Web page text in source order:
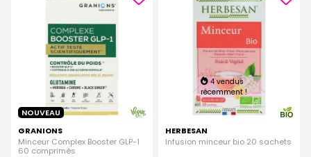
NOUVEAU
GRANIONS
Minceur Complex Booster GLP-1
60 comprimés
4 vendus
récemment !
HERBESAN
Infusion minceur bio 20 sachets